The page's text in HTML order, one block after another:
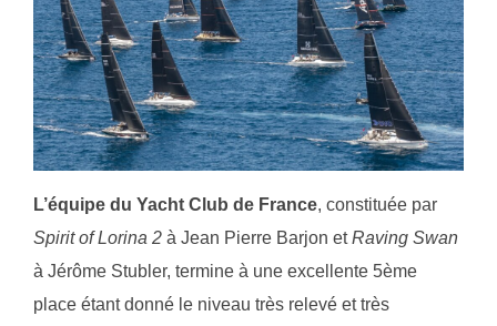
L’équipe du Yacht Club de France, constituée par
Spirit of Lorina 2 à Jean Pierre Barjon etRaving Swan
à Jérôme Stubler, termine à une excellente 5ème
place étant donné le niveau très relevé et très